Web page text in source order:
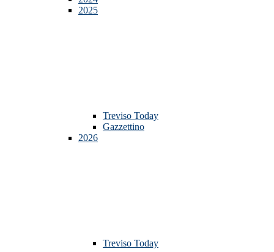
2025
Treviso Today
Gazzettino
2026
Treviso Today